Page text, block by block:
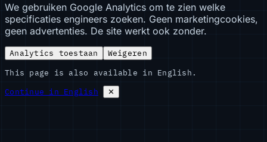
We gebruiken Google Analytics om te zien welke
specificaties engineers zoeken. Geen marketingcookies,
geen advertenties. De site werkt ook zonder.
Analytics toestaan
Weigeren
This page is also available in English.
Continue in English
✕